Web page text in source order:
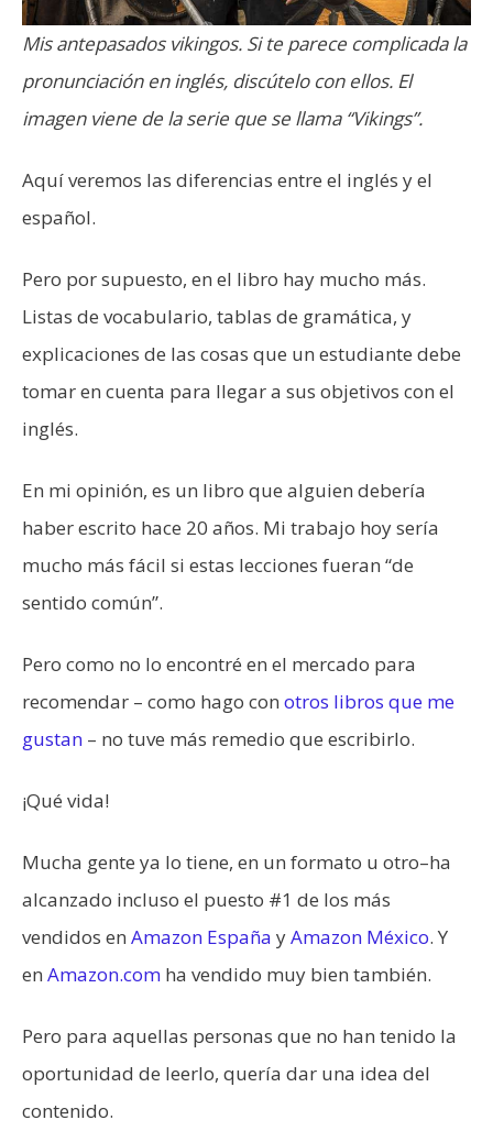
Mis antepasados vikingos. Si te parece complicada la
pronunciación en inglés, discútelo con ellos. El
imagen viene de la serie que se llama “Vikings”.
Aquí veremos las diferencias entre el inglés y el
español.
Pero por supuesto, en el libro hay mucho más.
Listas de vocabulario, tablas de gramática, y
explicaciones de las cosas que un estudiante debe
tomar en cuenta para llegar a sus objetivos con el
inglés.
En mi opinión, es un libro que alguien debería
haber escrito hace 20 años. Mi trabajo hoy sería
mucho más fácil si estas lecciones fueran “de
sentido común”.
Pero como no lo encontré en el mercado para
recomendar – como hago con otros libros que me
gustan – no tuve más remedio que escribirlo.
¡Qué vida!
Mucha gente ya lo tiene, en un formato u otro–ha
alcanzado incluso el puesto #1 de los más
vendidos en Amazon España yAmazon México. Y
en Amazon.com ha vendido muy bien también.
Pero para aquellas personas que no han tenido la
oportunidad de leerlo, quería dar una idea del
contenido.